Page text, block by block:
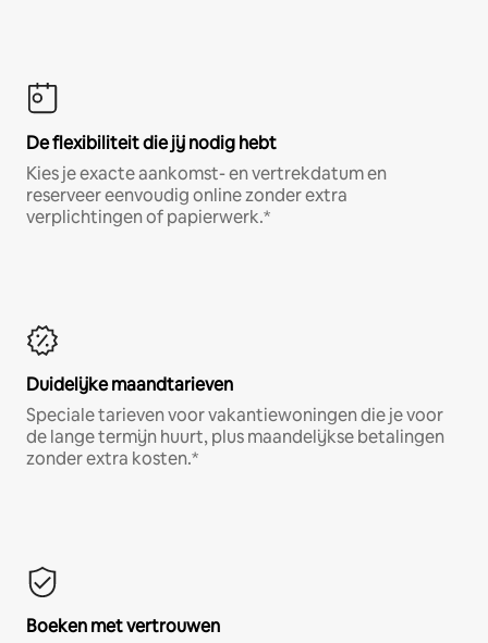
De flexibiliteit die jij nodig hebt
Kies je exacte aankomst- en vertrekdatum en
reserveer eenvoudig online zonder extra
verplichtingen of papierwerk.*
Duidelijke maandtarieven
Speciale tarieven voor vakantiewoningen die je voor
de lange termijn huurt, plus maandelijkse betalingen
zonder extra kosten.*
Boeken met vertrouwen